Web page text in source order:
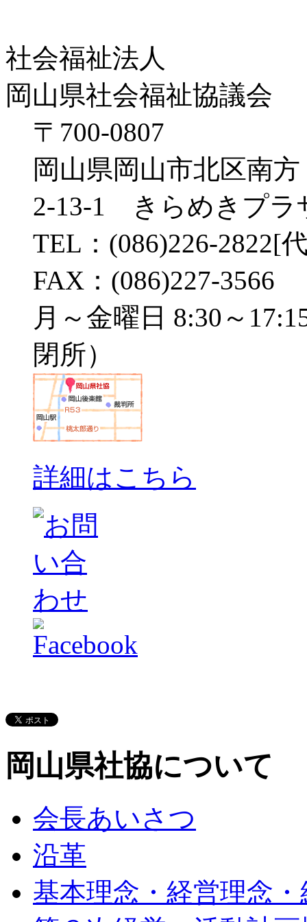
社会福祉法人
岡山県社会福祉協議会
〒700-0807
岡山県岡山市北区南方
2-13-1 きらめきプラ
TEL：(086)226-2822[
FAX：(086)227-3566
月～金曜日 8:30～
閉所）
詳細はこちら
岡山県社協について
会長あいさつ
沿革
基本理念・経営理念